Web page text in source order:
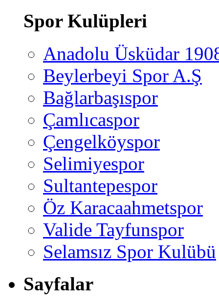
Spor Kulüpleri
Anadolu Üsküdar
Beylerbeyi Spor A.Ş
Bağlarbaşıspor
Çamlıcaspor
Çengelköyspor
Selimiyespor
Sultantepespor
Öz Karacaahmetspor
Valide Tayfunspor
Selamsız Spor Kulübü
Sayfalar